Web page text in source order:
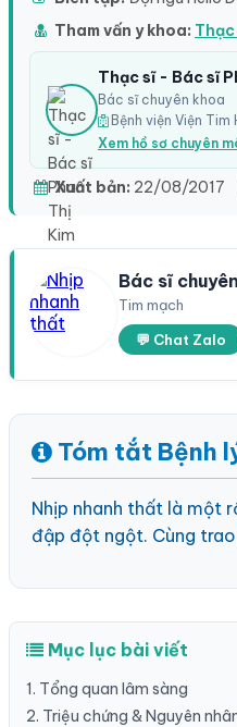
Tham vấn y khoa:
Thạc sĩ - Bác sĩ
Bác sĩ chuyên khoa
Bệnh viện Viện Tim
Xem hồ sơ chuyên
Xuất bản: 22/08/2017
Bác sĩ
Tim mạch
💬 Chat Zalo
Tóm tắt Bệnh
Nhịp nhanh thất là một
đập đột ngột. Cùng
Mục lục bài viết
1. Tổng quan lâm sàng
2. Triệu chứng & Nguyên